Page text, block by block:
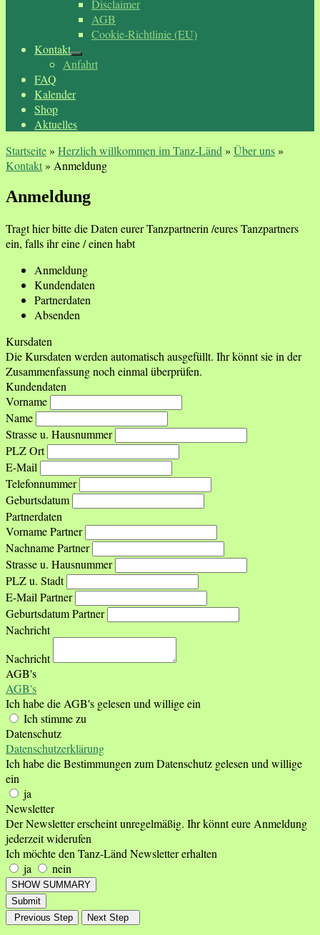
Disclaimer
AGB
Cookie-Richtlinie (EU)
Kontakt
Anfahrt
FAQ
Kalender
Shop
Aktuelles
Startseite» Herzlich willkommen im Tanz-Länd » Über uns»
Kontakt» Anmeldung
Anmeldung
Tragt hier bitte die Daten eurer Tanzpartnerin /eures Tanzpartners
ein, falls ihr eine / einen habt
Anmeldung
Kundendaten
Partnerdaten
Absenden
Kursdaten
Die Kursdaten werden automatisch ausgefüllt. Ihr könnt sie in der
Zusammenfassung noch einmal überprüfen.
Kundendaten
Vorname
Name
Strasse u. Hausnummer
PLZ Ort
E-Mail
Telefonnummer
Geburtsdatum
Partnerdaten
Vorname Partner
Nachname Partner
Strasse u. Hausnummer
PLZ u. Stadt
E-Mail Partner
Geburtsdatum Partner
Nachricht
Nachricht
AGB's
AGB's
Ich habe die AGB's gelesen und willige ein
Ich stimme zu
Datenschutz
Datenschutzerklärung
Ich habe die Bestimmungen zum Datenschutz gelesen und willige
ein
ja
Newsletter
Der Newsletter erscheint unregelmäßig. Ihr könnt eure Anmeldung
jederzeit widerufen
Ich möchte den Tanz-Länd Newsletter erhalten
ja
nein
SHOW SUMMARY
Submit
Previous Step
Next Step